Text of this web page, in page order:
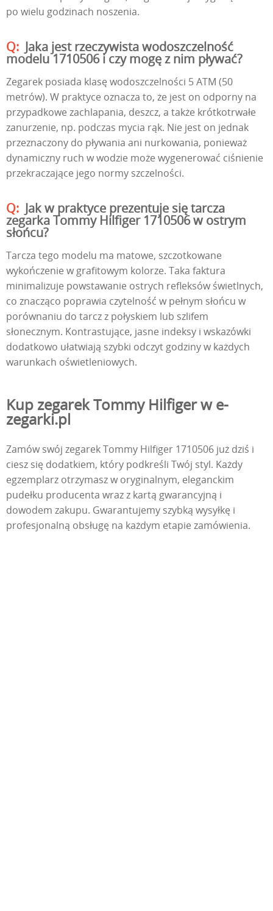
po wielu godzinach noszenia.
Jaka jest rzeczywista wodoszczelność
modelu 1710506 i czy mogę z nim pływać?
Zegarek posiada klasę wodoszczelności 5 ATM (50
metrów). W praktyce oznacza to, że jest on odporny na
przypadkowe zachlapania, deszcz, a także krótkotrwałe
zanurzenie, np. podczas mycia rąk. Nie jest on jednak
przeznaczony do pływania ani nurkowania, ponieważ
dynamiczny ruch w wodzie może wygenerować ciśnienie
przekraczające jego normy szczelności.
Jak w praktyce prezentuje się tarcza
zegarka Tommy Hilfiger 1710506 w ostrym
słońcu?
Tarcza tego modelu ma matowe, szczotkowane
wykończenie w grafitowym kolorze. Taka faktura
minimalizuje powstawanie ostrych refleksów świetlnych,
co znacząco poprawia czytelność w pełnym słońcu w
porównaniu do tarcz z połyskiem lub szlifem
słonecznym. Kontrastujące, jasne indeksy i wskazówki
dodatkowo ułatwiają szybki odczyt godziny w każdych
warunkach oświetleniowych.
Kup zegarek Tommy Hilfiger w e-
zegarki.pl
Zamów swój zegarek Tommy Hilfiger 1710506 już dziś i
ciesz się dodatkiem, który podkreśli Twój styl. Każdy
egzemplarz otrzymasz w oryginalnym, eleganckim
pudełku producenta wraz z kartą gwarancyjną i
dowodem zakupu. Gwarantujemy szybką wysyłkę i
profesjonalną obsługę na każdym etapie zamówienia.